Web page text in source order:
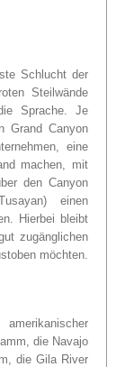
Schlucht der
Steilwände
Sprache. Je
Grand Canyon
eine
machen, mit
den Canyon
einen
Hierbei bleibt
zugänglichen
möchten.
die Navajo
die Gila River